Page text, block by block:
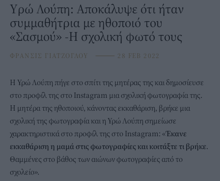
Yρώ Λούπη: Αποκάλυψε ότι ήταν
συμμαθήτρια με ηθοποιό του
«Σασμού» -Η σχολική φωτό τους
ΦΡΑΝΣΙΣ ΓΙΑΤΖΟΓΛΟΥ ⸻ 28 FEB 2022
H Υρώ Λούπη πήγε στο σπίτι της μητέρας της και δημοσίευσε
στο προφίλ της στο Instagram μια σχολική φωτογραφία της.
Η μητέρα της ηθοποιού, κάνοντας εκκαθάριση, βρήκε μια
σχολική της φωτογραφία και η Υρώ Λούπη σημείωσε
χαρακτηριστικά στο προφίλ της στο Instagram: «Έκανε
εκκαθάριση η μαμά στις φωτογραφίες και κοιτάξτε τι βρήκε.
Θαμμένες στο βάθος των αιώνων φωτογραφίες από το
σχολείο».